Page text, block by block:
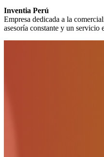
Inventia Perú
Empresa dedicada a la
asesoría constante y un servicio